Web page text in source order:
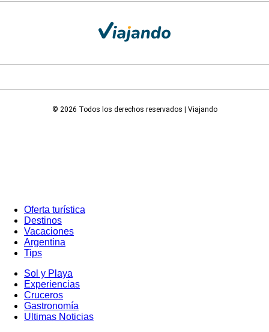
© 2026 Todos los derechos reservados | Viajando
Oferta turística
Destinos
Vacaciones
Argentina
Tips
Sol y Playa
Experiencias
Cruceros
Gastronomía
Ultimas Noticias